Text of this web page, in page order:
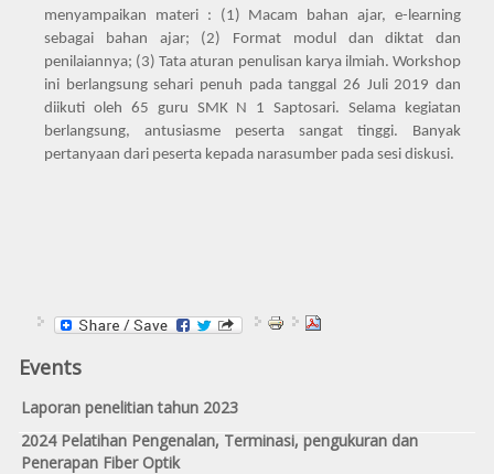
menyampaikan materi : (1) Macam bahan ajar, e-learning
sebagai bahan ajar; (2) Format modul dan diktat dan
penilaiannya; (3) Tata aturan penulisan karya ilmiah. Workshop
ini berlangsung sehari penuh pada tanggal 26 Juli 2019 dan
diikuti oleh 65 guru SMK N 1 Saptosari. Selama kegiatan
berlangsung, antusiasme peserta sangat tinggi. Banyak
pertanyaan dari peserta kepada narasumber pada sesi diskusi.
Events
Laporan penelitian tahun 2023
2024 Pelatihan Pengenalan, Terminasi, pengukuran dan
Penerapan Fiber Optik